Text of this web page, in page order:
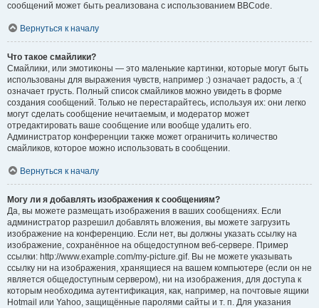
сообщений может быть реализована с использованием BBCode.
Вернуться к началу
Что такое смайлики?
Смайлики, или эмотиконы — это маленькие картинки, которые могут быть
использованы для выражения чувств, например :) означает радость, а :(
означает грусть. Полный список смайликов можно увидеть в форме
создания сообщений. Только не перестарайтесь, используя их: они легко
могут сделать сообщение нечитаемым, и модератор может
отредактировать ваше сообщение или вообще удалить его.
Администратор конференции также может ограничить количество
смайликов, которое можно использовать в сообщении.
Вернуться к началу
Могу ли я добавлять изображения к сообщениям?
Да, вы можете размещать изображения в ваших сообщениях. Если
администратор разрешил добавлять вложения, вы можете загрузить
изображение на конференцию. Если нет, вы должны указать ссылку на
изображение, сохранённое на общедоступном веб-сервере. Пример
ссылки: http://www.example.com/my-picture.gif. Вы не можете указывать
ссылку ни на изображения, хранящиеся на вашем компьютере (если он не
является общедоступным сервером), ни на изображения, для доступа к
которым необходима аутентификация, как, например, на почтовые ящики
Hotmail или Yahoo, защищённые паролями сайты и т. п. Для указания